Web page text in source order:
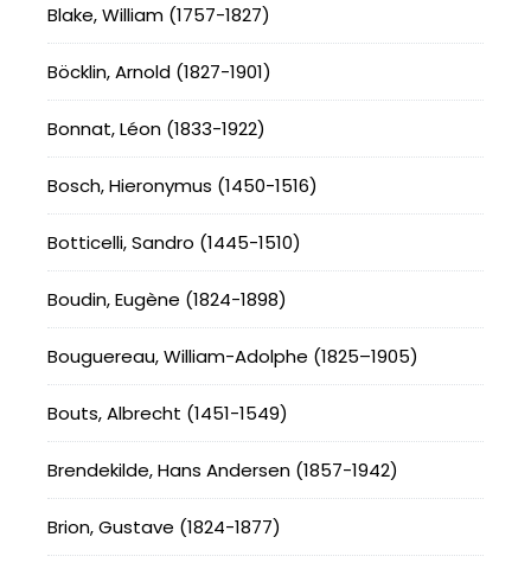
Blake, William (1757-1827)
Böcklin, Arnold (1827-1901)
Bonnat, Léon (1833-1922)
Bosch, Hieronymus (1450-1516)
Botticelli, Sandro (1445-1510)
Boudin, Eugène (1824-1898)
Bouguereau, William-Adolphe (1825–1905)
Bouts, Albrecht (1451-1549)
Brendekilde, Hans Andersen (1857-1942)
Brion, Gustave (1824-1877)